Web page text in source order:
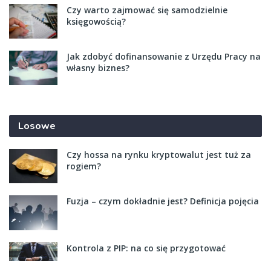
Czy warto zajmować się samodzielnie
księgowością?
Jak zdobyć dofinansowanie z Urzędu Pracy na
własny biznes?
Losowe
Czy hossa na rynku kryptowalut jest tuż za
rogiem?
Fuzja – czym dokładnie jest? Definicja pojęcia
Kontrola z PIP: na co się przygotować